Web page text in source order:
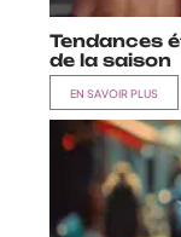
Tendances
de la saison
EN SAVOIR PLUS